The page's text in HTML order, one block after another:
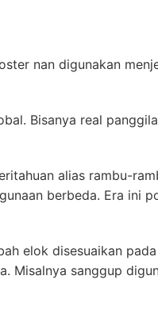
nan digunakan
Bisanya real
alias rambu-
berbeda. Era ini
elok disesuaikan
Misalnya sanggup